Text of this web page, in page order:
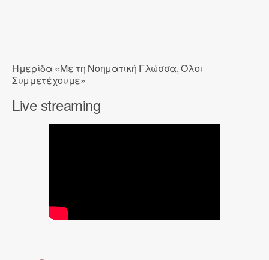
Hμερίδα «Με τη Νοηματική Γλώσσα, Όλοι
Συμμετέχουμε»
Live streaming